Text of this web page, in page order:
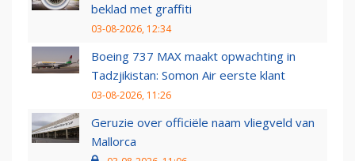
beklad met graffiti
03-08-2026, 12:34
Boeing 737 MAX maakt opwachting in
Tadzjikistan: Somon Air eerste klant
03-08-2026, 11:26
Geruzie over officiële naam vliegveld van
Mallorca